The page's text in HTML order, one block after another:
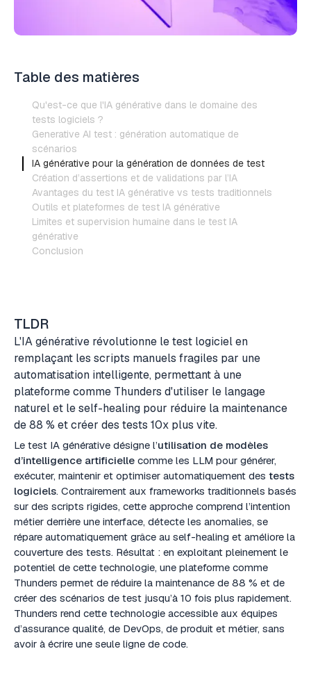
Table des matières
Qu'est-ce que l'IA générative dans le domaine des
tests logiciels ?
Generative AI test : génération automatique de
scénarios
IA générative pour la génération de données de test
Création d’assertions et de validations par l’IA
Avantages du test IA générative vs tests traditionnels
Outils et plateformes de test IA générative
Limites et supervision humaine dans le test IA
générative
Conclusion
TLDR
L'IA générative révolutionne le test logiciel en
remplaçant les scripts manuels fragiles par une
automatisation intelligente, permettant à une
plateforme comme Thunders d'utiliser le langage
naturel et le self-healing pour réduire la maintenance
de 88 % et créer des tests 10x plus vite.
Le test IA générative désigne l’utilisation de modèles
d’intelligence artificielle comme les LLM pour générer,
exécuter, maintenir et optimiser automatiquement des tests
logiciels. Contrairement aux frameworks traditionnels basés
sur des scripts rigides, cette approche comprend l’intention
métier derrière une interface, détecte les anomalies, se
répare automatiquement grâce au self-healing et améliore la
couverture des tests. Résultat : en exploitant pleinement le
potentiel de cette technologie, une plateforme comme
Thunders permet de réduire la maintenance de 88 % et de
créer des scénarios de test jusqu’à 10 fois plus rapidement.
Thunders rend cette technologie accessible aux équipes
d’assurance qualité, de DevOps, de produit et métier, sans
avoir à écrire une seule ligne de code.